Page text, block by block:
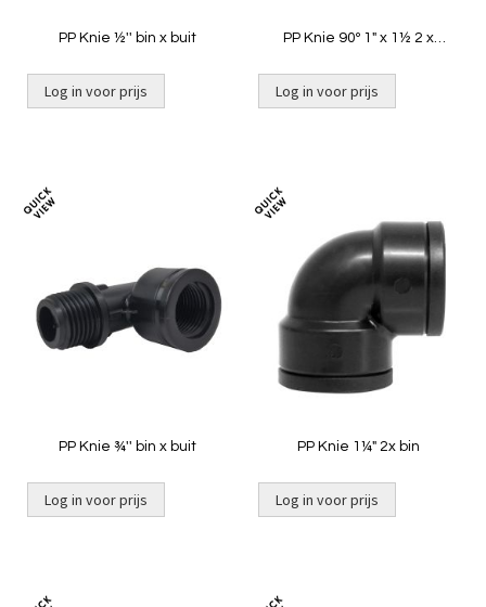
PP Knie ½'' bin x buit
Log in voor prijs
PP Knie 90º 1" x 1½ 2 x
Log in voor prijs
te
vergelijken
PP Knie ¾'' bin x buit
Log in voor prijs
om
PP Knie 1¼" 2x bin
Log in voor prijs